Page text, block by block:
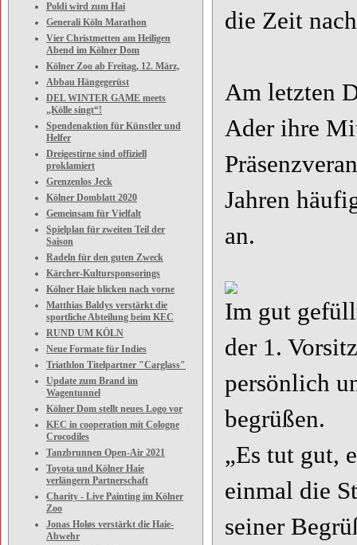
Poldi wird zum Hai
Generali Köln Marathon
Vier Christmetten am Heiligen
Abend im Kölner Dom
Kölner Zoo ab Freitag, 12. März,
Abbau Hängegerüst
DEL WINTER GAME meets
„Kölle singt“!
Spendenaktion für Künstler und
Helfer
Dreigestirne sind offiziell
proklamiert
Grenzenlos Jeck
Kölner Domblatt 2020
Gemeinsam für Vielfalt
Spielplan für zweiten Teil der
Saison
Radeln für den guten Zweck
Kärcher-Kultursponsorings
Kölner Haie blicken nach vorne
Matthias Baldys verstärkt die
sportliche Abteilung beim KEC
RUND UM KÖLN
Neue Formate für Indies
Triathlon Titelpartner "Carglass"
Update zum Brand im
Wagentunnel
Kölner Dom stellt neues Logo vor
KEC in cooperation mit Cologne
Crocodiles
Tanzbrunnen Open-Air 2021
Toyota und Kölner Haie
verlängern Partnerschaft
Charity - Live Painting im Kölner
Zoo
Jonas Holøs verstärkt die Haie-
Abwehr
die Zeit
Am letzten
Ader ihre
Jahren
an.
Im gut
der 1.
persönlich
begrüßen.
„Es tut gut,
einmal die
seiner